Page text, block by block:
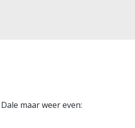
maar weer even: